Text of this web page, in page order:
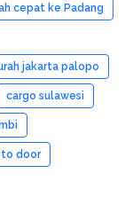
cepat ke Padang
jakarta palopo
cargo sulawesi
door